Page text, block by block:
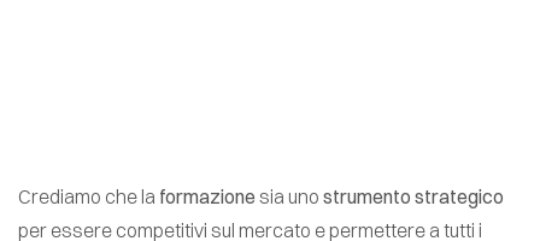
Crediamo che la formazionesia uno strumento strategico
per essere competitivi sul mercato e permettere a tutti i